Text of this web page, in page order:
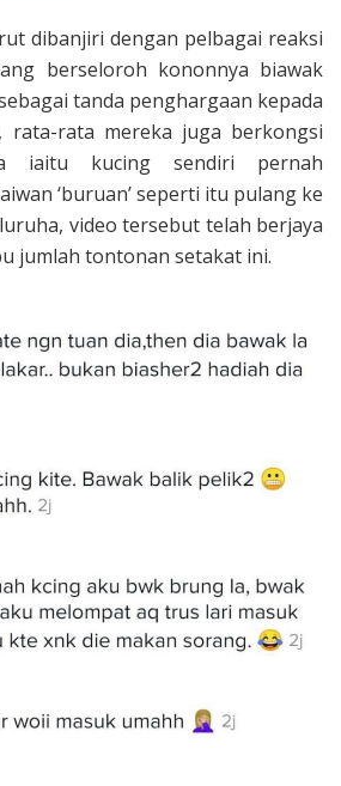
dibanjiri dengan pelbagai reaksi
berseloroh kononnya biawak
tanda penghargaan kepada
rata-rata mereka juga berkongsi
iaitu kucing sendiri pernah
‘buruan’ seperti itu pulang ke
video tersebut telah berjaya
jumlah tontonan setakat ini.